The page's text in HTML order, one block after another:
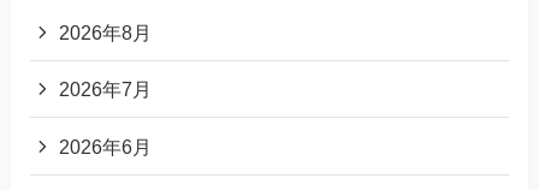
2026年8月
2026年7月
2026年6月